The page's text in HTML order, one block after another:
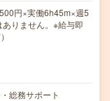
円×実働6h45m×週5
りません。※給与即
総務サポート